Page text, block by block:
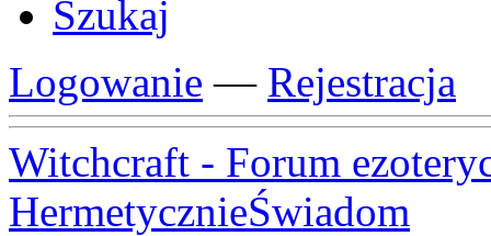
Szukaj
Logowanie — Rejestracja
Witchcraft - Forum
HermetycznieŚwiadom